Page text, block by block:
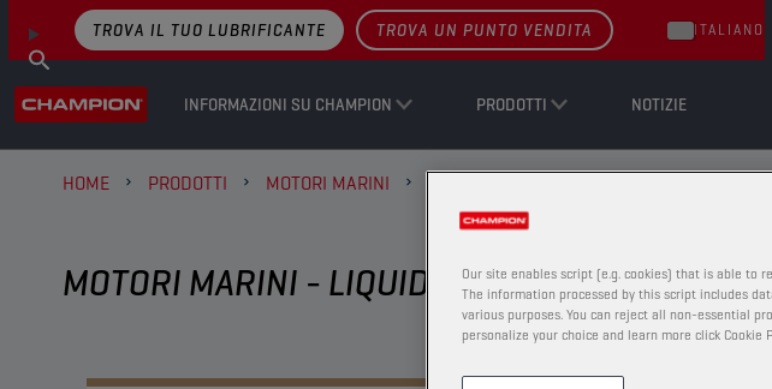
INFORMAZIONI SU CHAMPION PRODOTTI NOTIZIE
TROVA IL TUO LUBRIFICANTE TROVA UN PUNTO VENDITA ITALIANO
HOME PRODOTTI MOTORI MARINI
MOTORI MARINI - LIQUIDI DI MANUTENZIONE
Our site enables script (e.g. cookies) that is able to
The information processed by this script includes
various purposes. You can reject all non-essential
personalize your choice and learn more click Cookie